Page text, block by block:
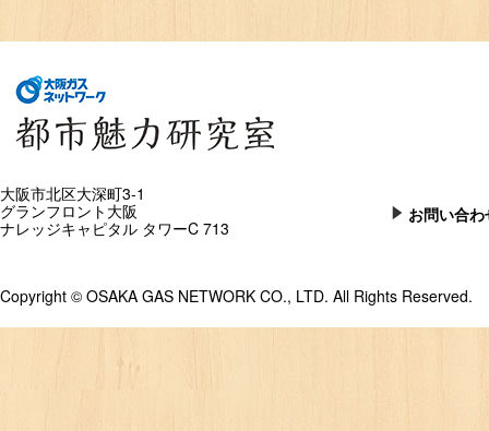
お問い合わ
大阪市北区大深町3-1
グランフロント大阪
ナレッジキャピタル タワーC 713
Copyright © OSAKA GAS NETWORK CO., LTD. All Rights Reserved.